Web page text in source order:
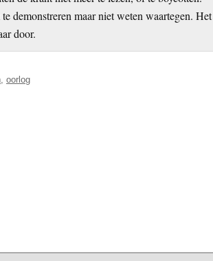
demonstreren maar niet weten waartegen. Het
door.
oorlog